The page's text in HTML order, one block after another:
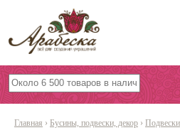
Бусины, подвески,
Бисер
Главная › Бусины, подвески, декор › Подвески